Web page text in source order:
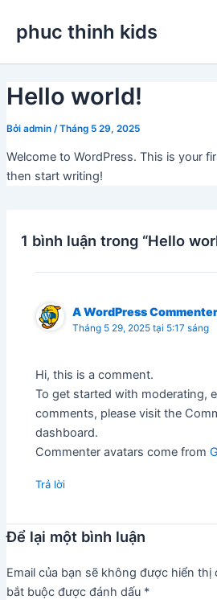
dung
phuc thinh kids
Hello world!
Bởi admin /Tháng 5 29, 2025
Welcome to WordPress. This is your
then start writing!
1 bình luận trong “Hello
A WordPress Commenter
Tháng 5 29, 2025 tại 5:17 sáng
Hi, this is a comment.
To get started with moderating,
comments, please visit the
dashboard.
Commenter avatars come from
Trả lời
Để lại một bình luận
Email của bạn sẽ không được hiển thị
bắt buộc được đánh dấu *